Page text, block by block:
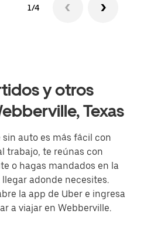
1/4
y otros
Texas
auto es más fácil con
trabajo, te reúnas con
o hagas mandados en la
adonde necesites.
la app de Uber e ingresa
a viajar en Webberville.